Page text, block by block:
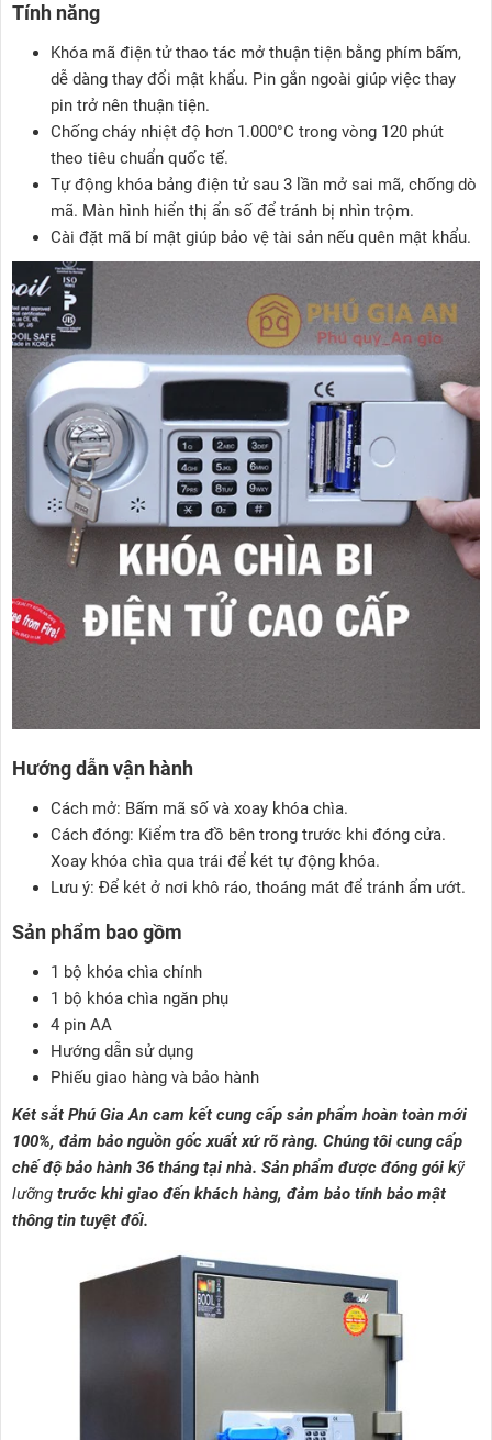
Tính năng
Khóa mã điện tử thao tác mở thuận tiện bằng phím bấm,
dễ dàng thay đổi mật khẩu. Pin gắn ngoài giúp việc thay
pin trở nên thuận tiện.
Chống cháy nhiệt độ hơn 1.000°C trong vòng 120 phút
theo tiêu chuẩn quốc tế.
Tự động khóa bảng điện tử sau 3 lần mở sai mã, chống dò
mã. Màn hình hiển thị ẩn số để tránh bị nhìn trộm.
Cài đặt mã bí mật giúp bảo vệ tài sản nếu quên mật khẩu.
Hướng dẫn vận hành
Cách mở: Bấm mã số và xoay khóa chìa.
Cách đóng: Kiểm tra đồ bên trong trước khi đóng cửa.
Xoay khóa chìa qua trái để két tự động khóa.
Lưu ý: Để két ở nơi khô ráo, thoáng mát để tránh ẩm ướt.
Sản phẩm bao gồm
1 bộ khóa chìa chính
1 bộ khóa chìa ngăn phụ
4 pin AA
Hướng dẫn sử dụng
Phiếu giao hàng và bảo hành
Két sắt Phú Gia An cam kết cung cấp sản phẩm hoàn toàn mới
100%, đảm bảo nguồn gốc xuất xứ rõ ràng. Chúng tôi cung cấp
chế độ bảo hành 36 tháng tại nhà. Sản phẩm được đóng gói kỹ
lưỡng trước khi giao đến khách hàng, đảm bảo tính bảo mật
thông tin tuyệt đối.